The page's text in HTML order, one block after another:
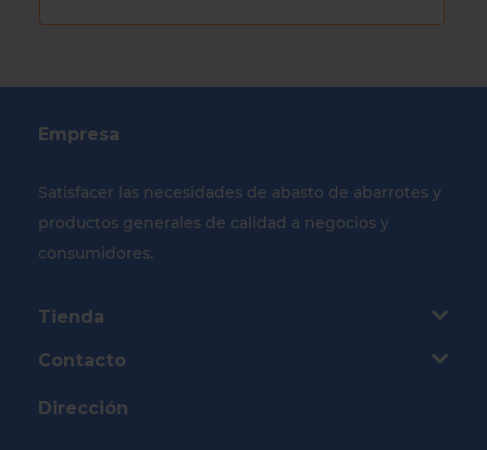
Empresa
Satisfacer las necesidades de abasto de abarrotes y
productos generales de calidad a negocios y
consumidores.
Tienda
Contacto
Dirección